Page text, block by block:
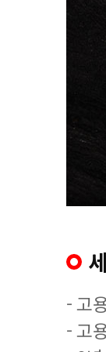
- 고
- 고